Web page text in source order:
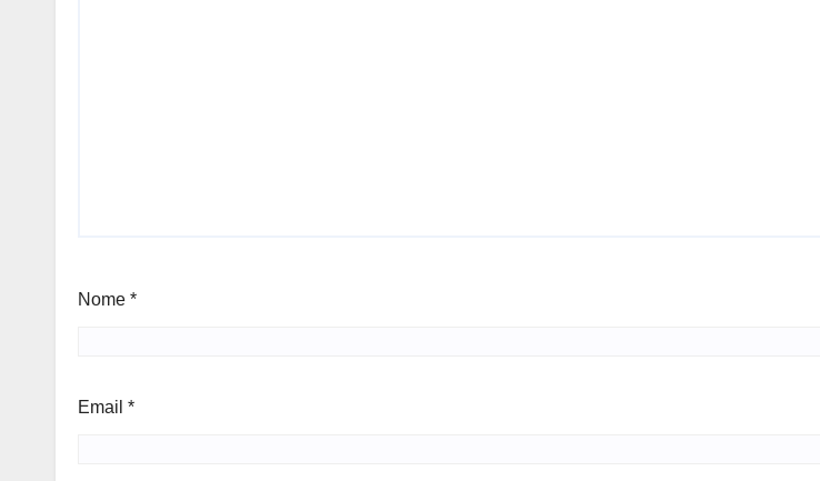
Nome *
Email *